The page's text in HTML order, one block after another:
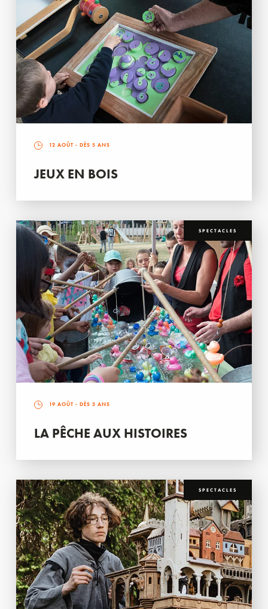
12 AOÛT - DÈS 5 ANS
JEUX EN BOIS
SPECTACLES
19 AOÛT - DÈS 3 ANS
LA PÊCHE AUX HISTOIRES
SPECTACLES